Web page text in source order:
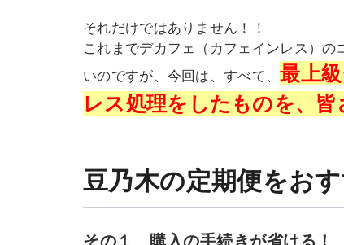
それだけではありません！！
これまでデカフェ（カフェインレス）
いのですが、今回は、すべて、最上
レス処理をしたものを、皆
豆乃木の定期便をお